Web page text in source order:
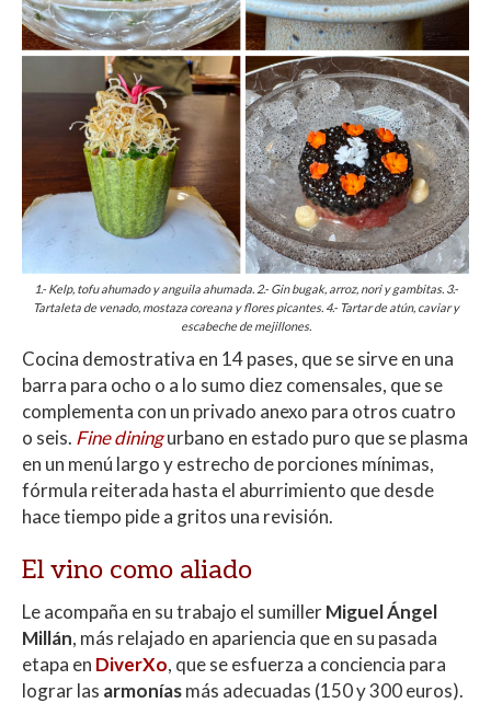
1.- Kelp, tofu ahumado y anguila ahumada. 2.- Gin bugak, arroz, nori y gambitas. 3.-
Tartaleta de venado, mostaza coreana y flores picantes. 4.- Tartar de atún, caviar y
escabeche de mejillones.
Cocina demostrativa en 14 pases, que se sirve en una
barra para ocho o a lo sumo diez comensales, que se
complementa con un privado anexo para otros cuatro
o seis. Fine diningurbano en estado puro que se plasma
en un menú largo y estrecho de porciones mínimas,
fórmula reiterada hasta el aburrimiento que desde
hace tiempo pide a gritos una revisión.
El vino como aliado
Le acompaña en su trabajo el sumillerMiguel Ángel
Millán, más relajado en apariencia que en su pasada
etapa en DiverXo, que se esfuerza a conciencia para
lograr las armoníasmás adecuadas (150 y 300 euros).